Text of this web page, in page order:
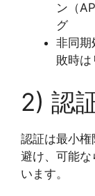
ン（
グ
非同
敗時は
2) 認
認証は最小
避け、可能
います。